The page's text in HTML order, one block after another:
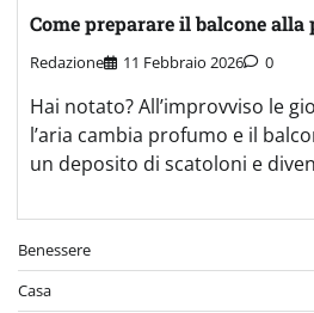
Come preparare il balcone
Redazione 11 Febbraio 2026 0
Hai notato? All’improvviso le
l’aria cambia profumo e il
un deposito di scatoloni e
Benessere
Casa